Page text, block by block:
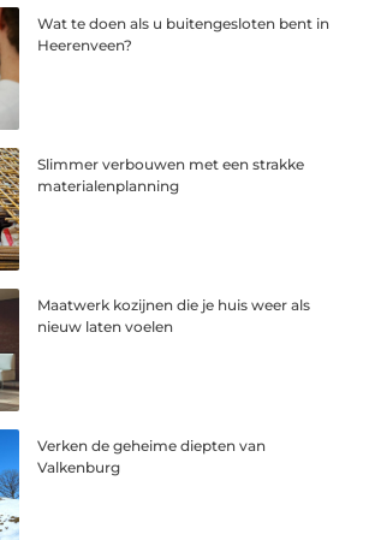
Wat te doen als u buitengesloten bent in
Heerenveen?
Slimmer verbouwen met een strakke
materialenplanning
Maatwerk kozijnen die je huis weer als
nieuw laten voelen
Verken de geheime diepten van
Valkenburg